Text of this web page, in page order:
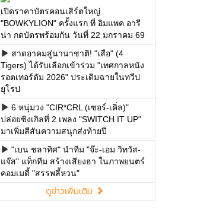
เปิดราคาบัตรคอนเสิร์ตใหญ่
"BOWKYLION" ครั้งแรก ที่ อิมแพค อารี
น่า กดบัตรพร้อมกัน วันที่ 22 มกราคม 69
สาดอาคมสู่นานาชาติ! "เสือ" (4
Tigers) ได้รับเลือกเข้าร่วม "เทศกาลหนัง
รอตเทอร์ดัม 2026" ประเดิมฉายในทวีป
ยุโรป
6 หนุ่มวง "CIR*CRL (เซอร์-เคิ่ล)"
ปล่อยซิงเกิลที่ 2 เพลง "SWITCH IT UP"
มาเพิ่มสีสันความสนุกส่งท้ายปี
"เบน ชลาทิศ" นำทีม "จ๊ะ-เอม วิทวัส-
แจ๊ส" แท็กทีม สร้างเสียงฮา ในภาพยนตร์
คอมเมดี้ "สรรพลี้หวน"
ดูข่าวเพิ่มเติม